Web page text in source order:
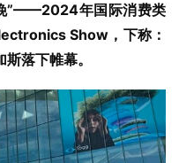
”——2024年国际消费类
Show，下称：
落下帷幕。